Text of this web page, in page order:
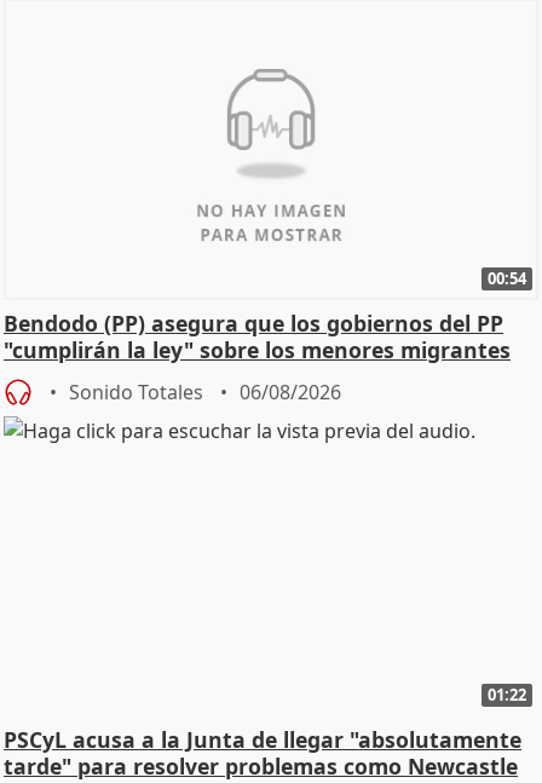
00:54
Bendodo (PP) asegura que los gobiernos del PP
"cumplirán la ley" sobre los menores migrantes
Sonido Totales 06/08/2026
01:22
PSCyL acusa a la Junta de llegar "absolutamente
tarde" para resolver problemas como Newcastle